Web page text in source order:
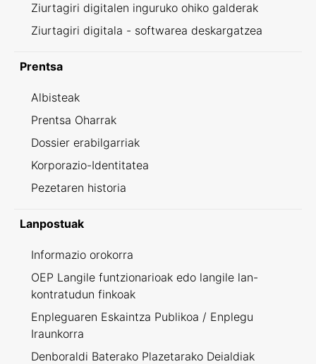
Ziurtagiri digitalen inguruko ohiko galderak
Ziurtagiri digitala - softwarea deskargatzea
Prentsa
Albisteak
Prentsa Oharrak
Dossier erabilgarriak
Korporazio-Identitatea
Pezetaren historia
Lanpostuak
Informazio orokorra
OEP Langile funtzionarioak edo langile lan-
kontratudun finkoak
Enpleguaren Eskaintza Publikoa / Enplegu
Iraunkorra
Denboraldi Baterako Plazetarako Deialdiak